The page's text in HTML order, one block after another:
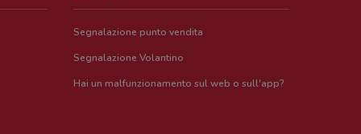
Segnalazione punto vendita
Segnalazione Volantino
Hai un malfunzionamento sul web o sull'app?